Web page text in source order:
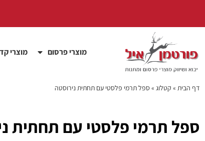
מוצרי פרסום מוצרי
דף הבית » קטלוג »ספל תרמי פלסטי עם תחתית נירוסטה
ספל תרמי פלסטי עם תחתית